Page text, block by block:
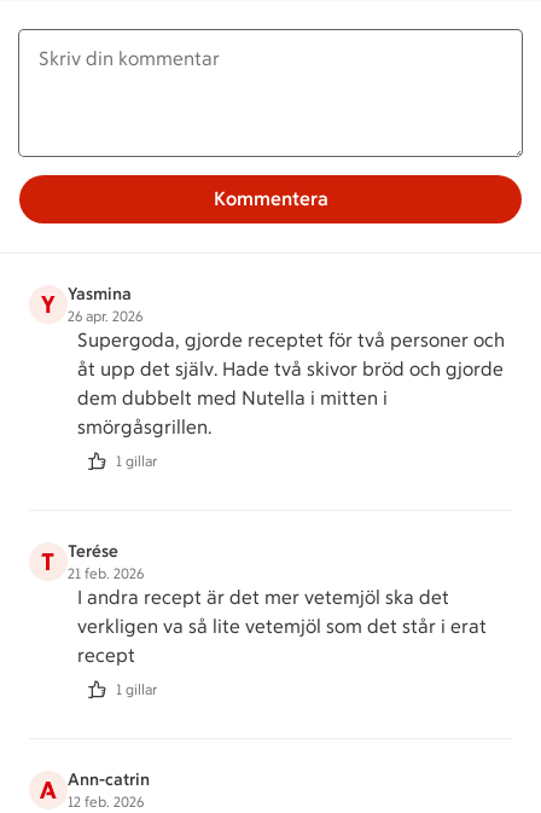
Kommentera
Y Yasmina
26 apr. 2026
Supergoda, gjorde receptet för två personer och
åt upp det själv. Hade två skivor bröd och gjorde
dem dubbelt med Nutella i mitten i
smörgåsgrillen.
1 gillar
T Terése
21 feb. 2026
I andra recept är det mer vetemjöl ska det
verkligen va så lite vetemjöl som det står i erat
recept
1 gillar
A Ann-catrin
12 feb. 2026